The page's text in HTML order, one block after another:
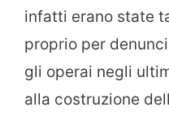
infatti erano state
proprio per
gli operai negli
alla costruzione